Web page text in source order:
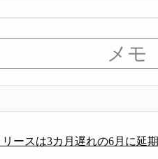
メモ
ースは3カ月遅れの6月に延期